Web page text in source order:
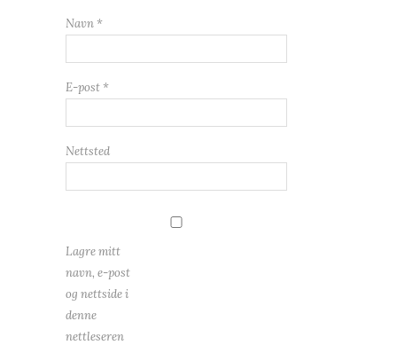
Navn *
E-post *
Nettsted
Lagre mitt
navn, e-post
og nettside i
denne
nettleseren